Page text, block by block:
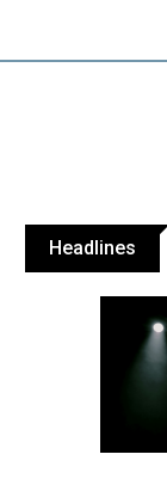
Headlines